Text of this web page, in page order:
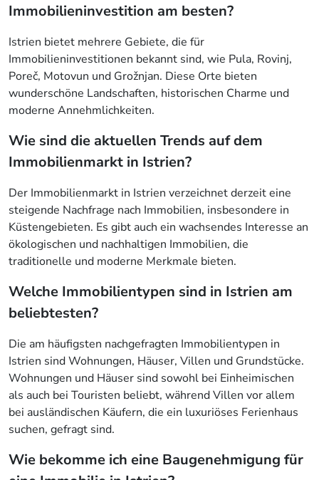
Immobilieninvestition am besten?
Istrien bietet mehrere Gebiete, die für
Immobilieninvestitionen bekannt sind, wie Pula, Rovinj,
Poreč, Motovun und Grožnjan. Diese Orte bieten
wunderschöne Landschaften, historischen Charme und
moderne Annehmlichkeiten.
Wie sind die aktuellen Trends auf dem
Immobilienmarkt in Istrien?
Der Immobilienmarkt in Istrien verzeichnet derzeit eine
steigende Nachfrage nach Immobilien, insbesondere in
Küstengebieten. Es gibt auch ein wachsendes Interesse an
ökologischen und nachhaltigen Immobilien, die
traditionelle und moderne Merkmale bieten.
Welche Immobilientypen sind in Istrien am
beliebtesten?
Die am häufigsten nachgefragten Immobilientypen in
Istrien sind Wohnungen, Häuser, Villen und Grundstücke.
Wohnungen und Häuser sind sowohl bei Einheimischen
als auch bei Touristen beliebt, während Villen vor allem
bei ausländischen Käufern, die ein luxuriöses Ferienhaus
suchen, gefragt sind.
Wie bekomme ich eine Baugenehmigung für